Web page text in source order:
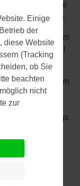
dem Abhilfe
werden.
ausgeguckt, um
einen Liebespfeil
als hilfreich im
Zeitlang
Söhne von
des Königs
Einige
der
diese Website
(Tracking
ob Sie
beachten
nicht
zur